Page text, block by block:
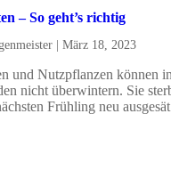
– So geht’s richtig
| März 18, 2023
und Nutzpflanzen können
nicht überwintern. Sie
Frühling neu